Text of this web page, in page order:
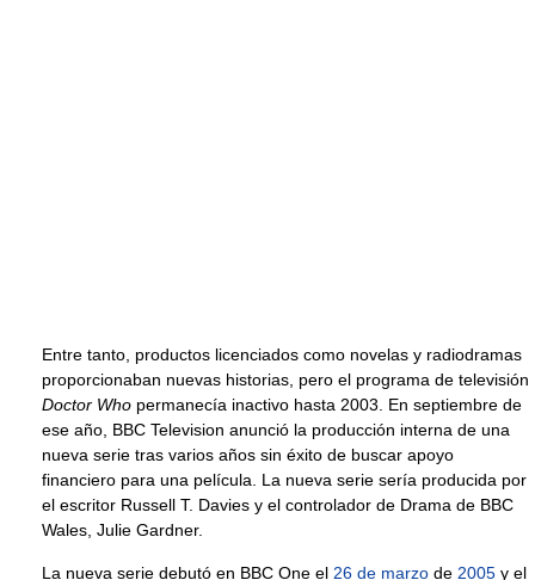
Entre tanto, productos licenciados como novelas y radiodramas
proporcionaban nuevas historias, pero el programa de televisión
Doctor Who permanecía inactivo hasta 2003. En septiembre de
ese año, BBC Television anunció la producción interna de una
nueva serie tras varios años sin éxito de buscar apoyo
financiero para una película. La nueva serie sería producida por
el escritor Russell T. Davies y el controlador de Drama de BBC
Wales, Julie Gardner.
La nueva serie debutó en BBC One el 26 de marzo de 2005 y el